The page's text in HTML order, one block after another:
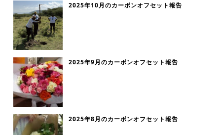
2025年10月のカーボンオフセット報告
2025年9月のカーボンオフセット報告
2025年8月のカーボンオフセット報告